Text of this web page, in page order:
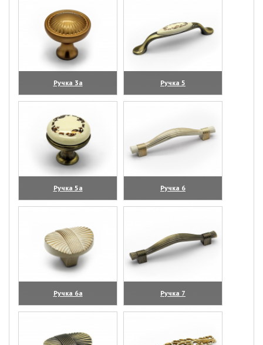
Ручка 3а
(увеличить)
Ручка 5
(увеличить)
Ручка 5а
(увеличить)
Ручка 6
(увеличить)
Ручка 6а
(увеличить)
Ручка 7
(увеличить)